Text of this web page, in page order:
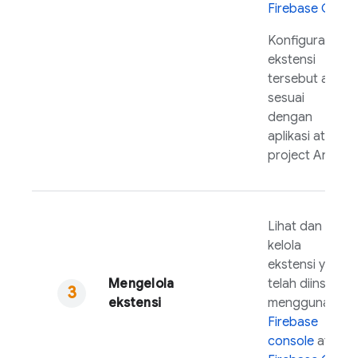
Firebase CLI
Konfigurasi
ekstensi
tersebut agar
sesuai
dengan
aplikasi atau
project Anda.
Mengelola
ekstensi
Lihat dan
kelola
ekstensi yang
telah diinstal
menggunakan
Firebase
console atau